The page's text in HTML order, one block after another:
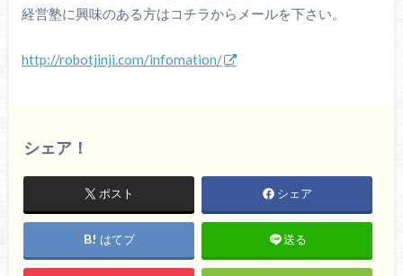
経営塾に興味のある方はコチラからメールを下さい。
http://robotjinji.com/infomation/
シェア！
ポスト シェア
はてブ 送る